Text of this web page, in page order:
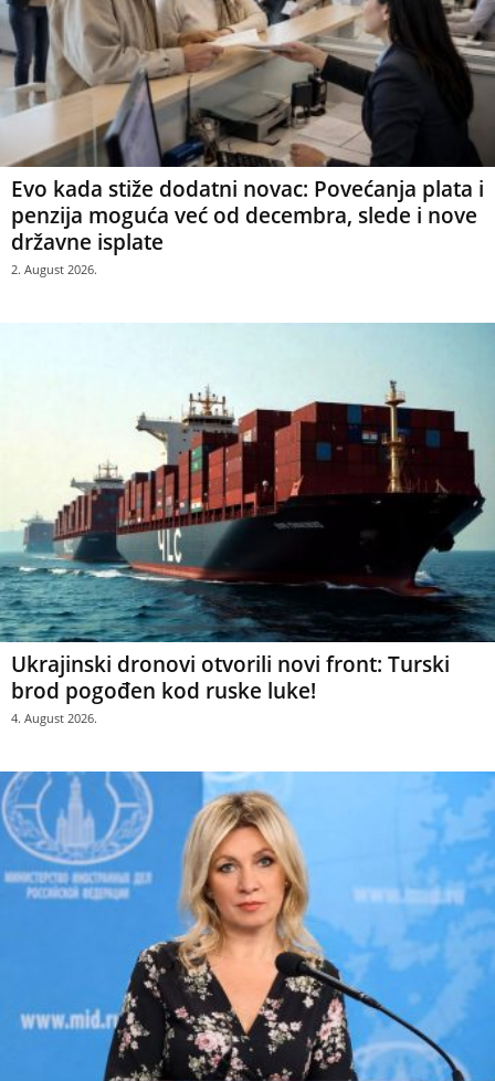
Evo kada stiže dodatni novac: Povećanja plata i
penzija moguća već od decembra, slede i nove
državne isplate
2. August 2026.
Ukrajinski dronovi otvorili novi front: Turski
brod pogođen kod ruske luke!
4. August 2026.